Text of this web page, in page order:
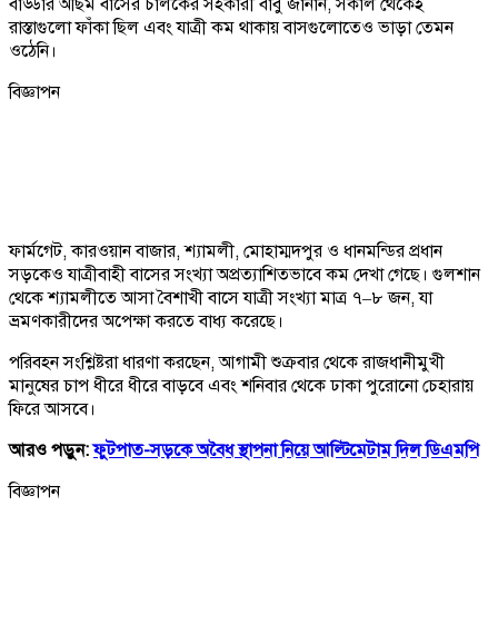
রাস্তাগুলো ফাঁকা ছিল এবং যাত্রী কম থাকায় বাসগুলোতেও ভাড়া তেমন
ওঠেনি।
বিজ্ঞাপন
ফার্মগেট, কারওয়ান বাজার, শ্যামলী, মোহাম্মদপুর ও ধানমন্ডির প্রধান
সড়কেও যাত্রীবাহী বাসের সংখ্যা অপ্রত্যাশিতভাবে কম দেখা গেছে। গুলশান
থেকে শ্যামলীতে আসা বৈশাখী বাসে যাত্রী সংখ্যা মাত্র ৭–৮ জন, যা
ভ্রমণকারীদের অপেক্ষা করতে বাধ্য করেছে।
পরিবহন সংশ্লিষ্টরা ধারণা করছেন, আগামী শুক্রবার থেকে রাজধানীমুখী
মানুষের চাপ ধীরে ধীরে বাড়বে এবং শনিবার থেকে ঢাকা পুরোনো চেহারায়
ফিরে আসবে।
আরও পড়ুন:ফুটপাত-সড়কে অবৈধ স্থাপনা নিয়ে আল্টিমেটাম দিল ডিএমপি
বিজ্ঞাপন